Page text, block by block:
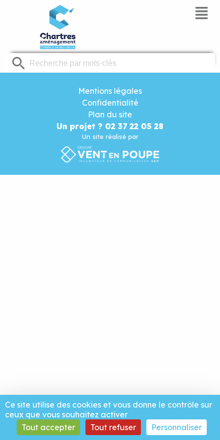
Mentions légales
Confidentialité
Plan du site
Un projet ? 02 37 22 05 28
Un site réalisé par
Panneau de gestion des cookies
Ce site utilise des cookies et vous donne le contrôle sur
ceux que vous souhaitez activer
Tout accepter
Tout refuser Personnaliser